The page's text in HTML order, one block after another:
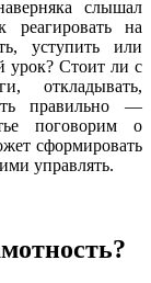
слышал
на
уступить или
урок? Стоит ли с
откладывать,
правильно —
поговорим о
сформировать
управлять.